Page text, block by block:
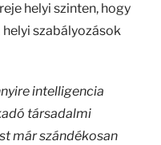
helyi szinten, hogy
szabályozások
intelligencia
társadalmi
már szándékosan